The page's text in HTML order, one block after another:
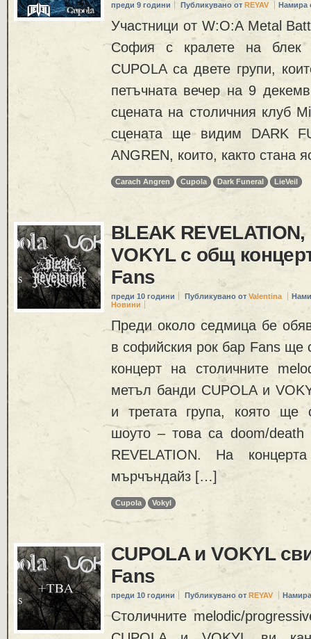
преди 9 години Публикувано от REYAV Намира
Участници от W:O:A Metal
София с кралете на блек
CUPOLA са двете групи,
петъчната вечер на 9
сцената на столичния клуб
сцената ще видим DARK
ANGREN, които, както стана
Carach Angren Cupola Dark Funeral LieVeil
BLEAK
VOKYL с общ
Fans
преди 10 години Публикувано от Valentina
Новини
Преди около седмица бе
в софийския рок бар Fans ще
концерт на столичните
метъл банди CUPOLA и
и третата група, която ще
шоуто – това са doom/death
REVELATION. На
мърчъндайз […]
Cupola Vokyl
CUPOLA и VOKYL
Fans
преди 10 години Публикувано от REYAV
Столичните melodic/